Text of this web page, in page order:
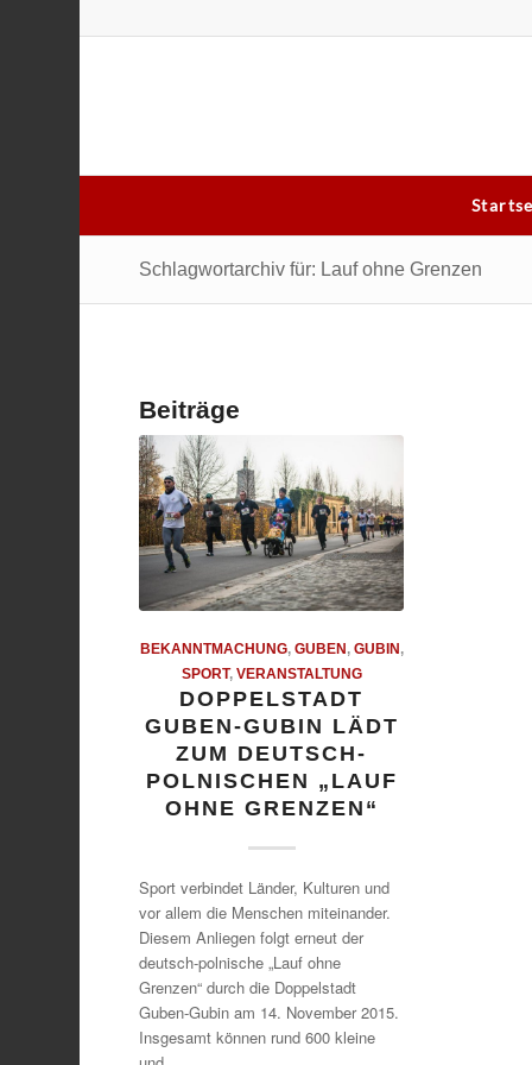
Schlagwortarchiv für: Lauf ohne Grenzen
Beiträge
BEKANNTMACHUNG, GUBEN , GUBIN ,
SPORT, VERANSTALTUNG
DOPPELSTADT
GUBEN-GUBIN LÄDT
ZUM DEUTSCH-
POLNISCHEN „LAUF
OHNE GRENZEN“
Sport verbindet Länder, Kulturen und
vor allem die Menschen miteinander.
Diesem Anliegen folgt erneut der
deutsch-polnische „Lauf ohne
Grenzen“ durch die Doppelstadt
Guben-Gubin am 14. November 2015.
Insgesamt können rund 600 kleine